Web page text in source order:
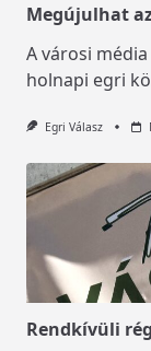
Megújulhat
A városi
holnapi egri
Egri Válasz
Rendkívüli